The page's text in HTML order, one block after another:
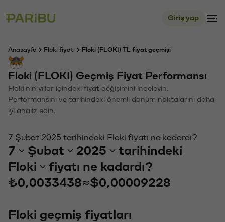
Giriş yap
Anasayfa Floki fiyatı Floki (FLOKI) TL fiyat geçmişi
Floki (FLOKI) Geçmiş Fiyat Performansı
Floki'nin yıllar içindeki fiyat değişimini inceleyin.
Performansını ve tarihindeki önemli dönüm noktalarını daha
iyi analiz edin.
7 Şubat 2025 tarihindeki Floki fiyatı ne kadardı?
7 Şubat 2025
tarihindeki
Floki
fiyatı ne kadardı?
₺0,0033438≈$0,00009228
Floki geçmiş fiyatları